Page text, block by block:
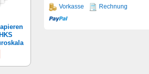
Vorkasse Rechnung